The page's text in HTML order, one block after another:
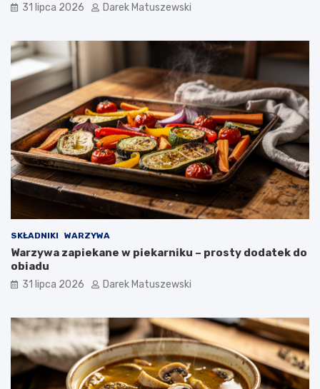
31 lipca 2026 Darek Matuszewski
SKŁADNIKI WARZYWA
Warzywa zapiekane w piekarniku – prosty dodatek do
obiadu
31 lipca 2026 Darek Matuszewski